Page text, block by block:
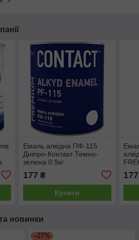
Емаль алкідна ПФ-115
Дніпро-Контакт Темно-
зелена 0.9кг
177 ₴
Купити
177
новинки
–27%